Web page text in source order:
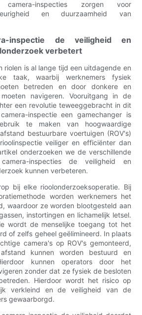
camera-inspecties zorgen voor
en duurzaamheid van
inspectie de veiligheid en
verbetert
riolen is al lange tijd een uitdagende en
taak, waarbij werknemers fysiek
betreden en door donkere en
navigeren. Vooruitgang in de
een revolutie teweeggebracht in dit
inspectie een gamechanger is
te maken van hoogwaardige
bestuurbare voertuigen (ROV's)
veiliger en efficiënter dan
onderzoeken we de verschillende
inspecties de veiligheid en
kunnen verbeteren.
bij elke rioolonderzoeksoperatie. Bij
worden werknemers het
waardoor ze worden blootgesteld aan
instortingen en lichamelijk letsel.
wordt de menselijke toegang tot het
of zelfs geheel geëlimineerd. In plaats
camera's op ROV's gemonteerd,
kunnen worden bestuurd en
kunnen operators door het
zonder dat ze fysiek de besloten
Hierdoor wordt het risico op
verkleind en de veiligheid van de
gewaarborgd.